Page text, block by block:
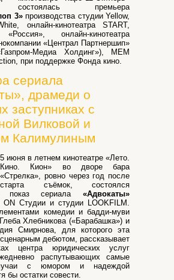
состоялась премьера
3»производства студии Yellow,
онлайн-кинотеатра START,
онлайн-кинотеатра
«Централ Партнершип»
Медиа Холдинг»), MEM
при поддержке Фонда кино.
сериала
драмеди о
заступниках с
Вилковой и
Калимулиным
5 июня в летнем кинотеатре «Лето.
Кино. Кион» во дворе бара
«Стрелка», ровно через год после
старта съёмок, состоялся
показ сериала «Адвокаты»
ON Студии и студии LOOKFILM.
комедии и бадди-муви
Хлебникова («Барабашка») и
Смирнова, для которого эта
дебютом, рассказывает
центра юридических услуг
распутывающих самые
с юмором и надеждой
бы остатки совести.